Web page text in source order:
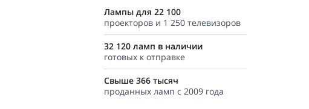
Лампы для 22 100
проекторов и 1 250 телевизоров
32 120 ламп в наличии
готовых к отправке
Свыше 366 тысяч
проданных ламп с 2009 года